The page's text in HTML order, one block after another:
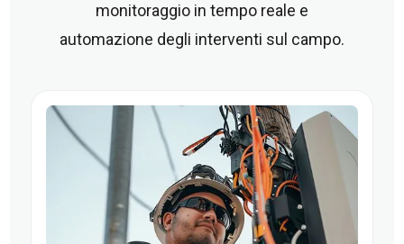
monitoraggio in tempo reale e
automazione degli interventi sul campo.